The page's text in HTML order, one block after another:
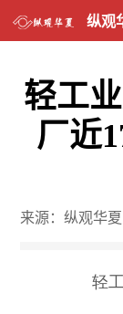
纵观
轻工
厂近
来源：纵观华夏
轻